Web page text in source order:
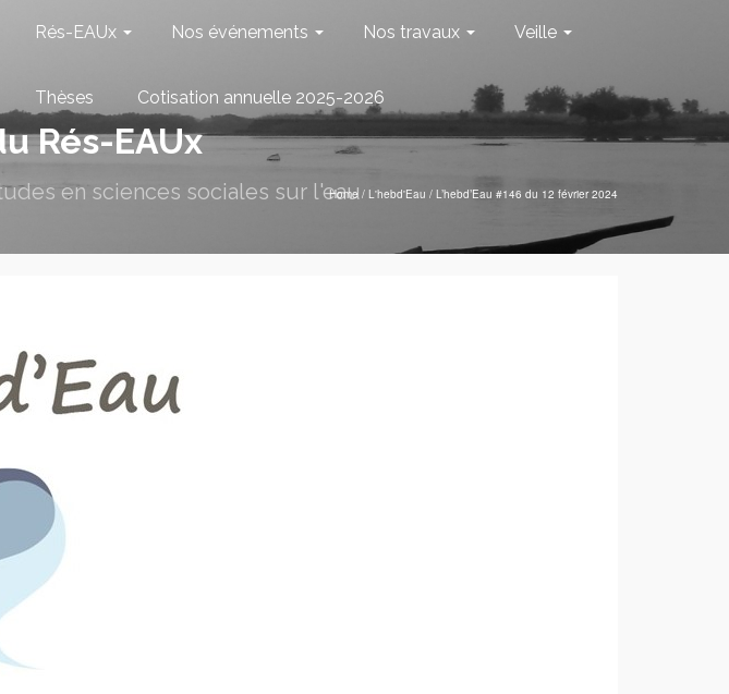
Rés-EAUx Nos événements Nos travaux Veille
Thèses Cotisation annuelle 2025-2026
Rés-EAUx
en sciences sociales sur l'eau
Home / L'hebd'Eau / L’hebd’Eau #146 du 12 février 2024